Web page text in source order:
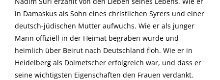
in Damaskus als Sohn eines christlichen Syrers und einer
deutsch-jüdischen Mutter aufwuchs. Wie er als junger
Mann offiziell in der Heimat begraben wurde und
heimlich über Beirut nach Deutschland floh. Wie er in
Heidelberg als Dolmetscher erfolgreich war, und dass er
seine wichtigsten Eigenschaften den Frauen verdankt.